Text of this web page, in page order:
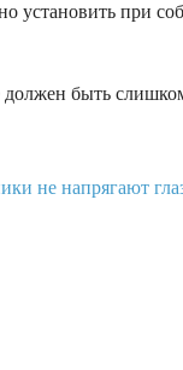
установить при
должен быть